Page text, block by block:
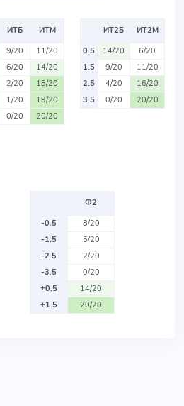
ИТБ
ИТМ
9/20
11/20
6/20
14/20
2/20
18/20
1/20
19/20
0/20 20/20
ИТ2Б
ИТ2М
0.5
14/20
6/20
1.5
9/20
11/20
2.5
4/20
16/20
3.5
0/20 20/20
Ф2
-0.5
8/20
-1.5
5/20
-2.5
2/20
-3.5
0/20
+0.5
14/20
+1.5
20/20